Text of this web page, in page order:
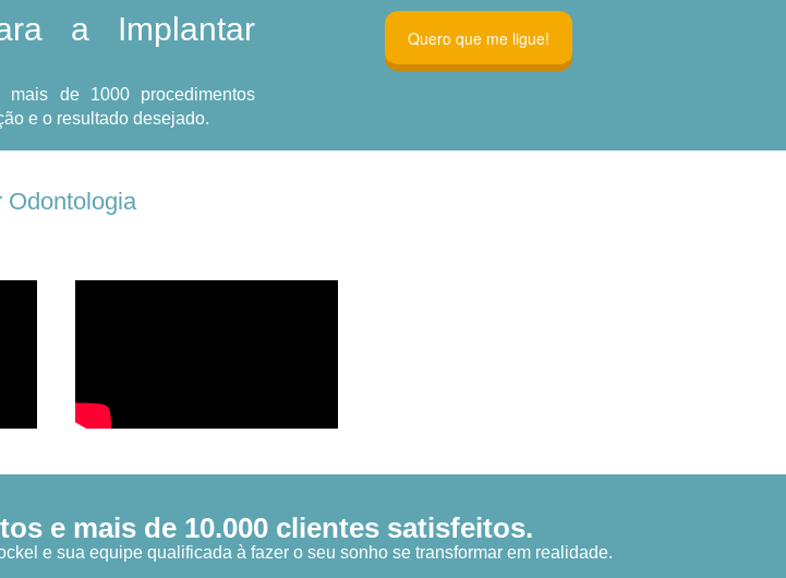
a Implantar
de 1000 procedimentos
e o resultado desejado.
Quero que me ligue!
Odontologia
e mais de 10.000 clientes satisfeitos.
e sua equipe qualificada à fazer o seu sonho se transformar em realidade.